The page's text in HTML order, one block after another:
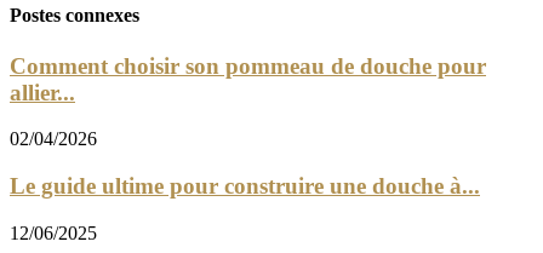
Postes connexes
Comment choisir son pommeau de douche pour
allier...
02/04/2026
Le guide ultime pour construire une douche à...
12/06/2025